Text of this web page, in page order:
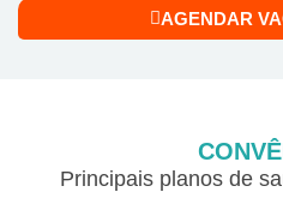
AGENDAR
Principais planos de